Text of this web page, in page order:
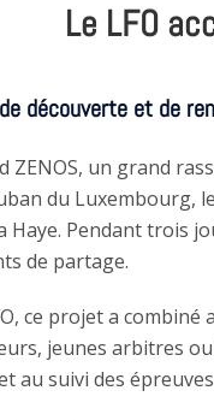
Le LFO
découverte et de
ZENOS, un grand
du Luxembourg,
Haye. Pendant trois
de partage.
ce projet a
jeunes arbitres
suivi des